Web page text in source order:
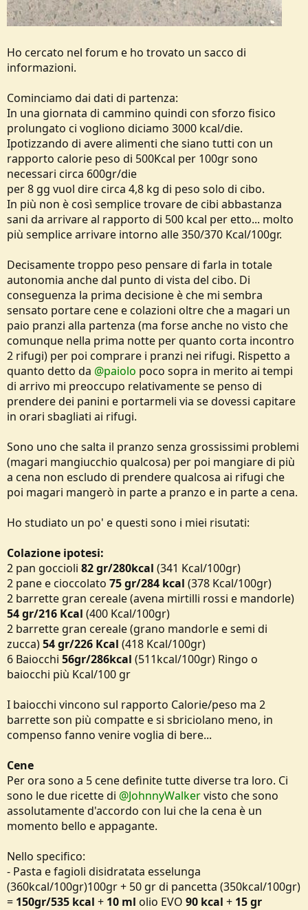
Ho cercato nel forum e ho trovato un sacco di
informazioni.
Cominciamo dai dati di partenza:
In una giornata di cammino quindi con sforzo fisico
prolungato ci vogliono diciamo 3000 kcal/die.
Ipotizzando di avere alimenti che siano tutti con un
rapporto calorie peso di 500Kcal per 100gr sono
necessari circa 600gr/die
per 8 gg vuol dire circa 4,8 kg di peso solo di cibo.
In più non è così semplice trovare de cibi abbastanza
sani da arrivare al rapporto di 500 kcal per etto... molto
più semplice arrivare intorno alle 350/370 Kcal/100gr.
Decisamente troppo peso pensare di farla in totale
autonomia anche dal punto di vista del cibo. Di
conseguenza la prima decisione è che mi sembra
sensato portare cene e colazioni oltre che a magari un
paio pranzi alla partenza (ma forse anche no visto che
comunque nella prima notte per quanto corta incontro
2 rifugi) per poi comprare i pranzi nei rifugi. Rispetto a
quanto detto da @paiolo poco sopra in merito ai tempi
di arrivo mi preoccupo relativamente se penso di
prendere dei panini e portarmeli via se dovessi capitare
in orari sbagliati ai rifugi.
Sono uno che salta il pranzo senza grossissimi problemi
(magari mangiucchio qualcosa) per poi mangiare di più
a cena non escludo di prendere qualcosa ai rifugi che
poi magari mangerò in parte a pranzo e in parte a cena.
Ho studiato un po' e questi sono i miei risutati:
Colazione ipotesi:
2 pan goccioli 82 gr/280kcal (341 Kcal/100gr)
2 pane e cioccolato 75 gr/284 kcal (378 Kcal/100gr)
2 barrette gran cereale (avena mirtilli rossi e mandorle)
54 gr/216 Kcal (400 Kcal/100gr)
2 barrette gran cereale (grano mandorle e semi di
zucca)54 gr/226 Kcal (418 Kcal/100gr)
6 Baiocchi 56gr/286kcal (511kcal/100gr) Ringo o
baiocchi più Kcal/100 gr
I baiocchi vincono sul rapporto Calorie/peso ma 2
barrette son più compatte e si sbriciolano meno, in
compenso fanno venire voglia di bere...
Cene
Per ora sono a 5 cene definite tutte diverse tra loro. Ci
sono le due ricette di @JohnnyWalkervisto che sono
assolutamente d'accordo con lui che la cena è un
momento bello e appagante.
Nello specifico:
- Pasta e fagioli disidratata esselunga
(360kcal/100gr)100gr + 50 gr di pancetta (350kcal/100gr)
= 150gr/535 kcal + 10 ml olio EVO 90 kcal + 15 gr